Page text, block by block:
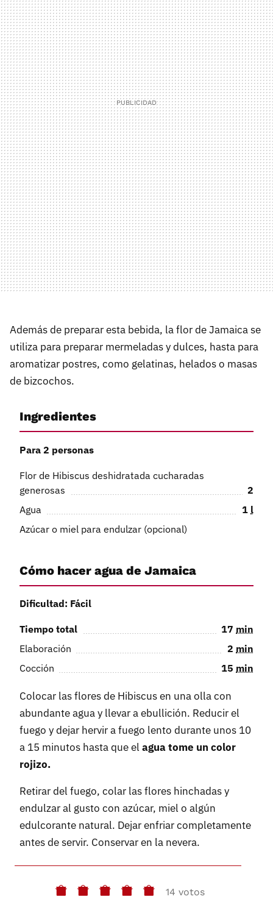
Además de preparar esta bebida, la flor de Jamaica se
utiliza para preparar mermeladas y dulces, hasta para
aromatizar postres, como gelatinas, helados o masas
de bizcochos.
Ingredientes
Para 2 personas
Flor de Hibiscus deshidratada cucharadas
generosas
2
Agua
1 l
Azúcar o miel para endulzar (opcional)
Cómo hacer agua de Jamaica
Dificultad: Fácil
Tiempo total 17 min
Elaboración
2 min
Cocción
15 min
Colocar las flores de Hibiscus en una olla con
abundante agua y llevar a ebullición. Reducir el
fuego y dejar hervir a fuego lento durante unos 10
a 15 minutos hasta que el agua tome un color
rojizo.
Retirar del fuego, colar las flores hinchadas y
endulzar al gusto con azúcar, miel o algún
edulcorante natural. Dejar enfriar completamente
antes de servir. Conservar en la nevera.
14 votos